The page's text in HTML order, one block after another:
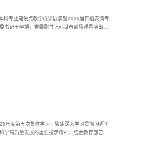
科专业建设点教学成果展演暨2026届舞蹈表演专
书记王晓娟，党委副书记韩世春到场观看演出，
年度第五次集体学习，聚焦深入学习贯彻习近平
学高质量发展的重要指示精神，结合教育部艺术